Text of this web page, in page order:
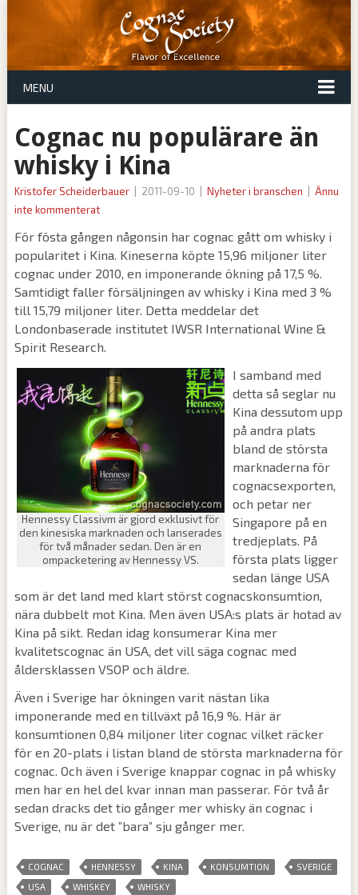
MENU
Cognac nu populärare än
whisky i Kina
Kristofer Scheiderbauer 2011-09-10 Nyheter i branschen
Ännu
inte kommenterat
För fösta gången någonsin har cognac gått om whisky i
popularitet i Kina. Kineserna köpte 15,96 miljoner liter
cognac under 2010, en imponerande ökning på 17,5 %.
Samtidigt faller försäljningen av whisky i Kina med 3 %
till 15,79 miljoner liter. Detta meddelar det
Londonbaserade institutet IWSR International Wine &
Spirit Research.
Hennessy Classivm är gjord exklusivt för
den kinesiska marknaden och lanserades
för två månader sedan. Den är en
ompacketering av Hennessy VS.
I samband med
detta så seglar nu
Kina dessutom upp
på andra plats
bland de största
marknaderna för
cognacsexporten,
och petar ner
Singapore på en
tredjeplats. På
första plats ligger
sedan länge USA
som är det land med klart störst cognacskonsumtion,
nära dubbelt mot Kina. Men även USA:s plats är hotad av
Kina på sikt. Redan idag konsumerar Kina mer
kvalitetscognac än USA, det vill säga cognac med
åldersklassen VSOP och äldre.
Även i Sverige har ökningen varit nästan lika
imponerande med en tillväxt på 16,9 %. Här är
konsumtionen 0,84 miljoner liter cognac vilket räcker
för en 20-plats i listan bland de största marknaderna för
cognac. Och även i Sverige knappar cognac in på whisky
men har en hel del kvar innan man passerar. För två år
sedan dracks det tio gånger mer whisky än cognac i
Sverige, nu är det ”bara” sju gånger mer.
COGNAC HENNESSY KINA KONSUMTION SVERIGE
USA WHISKEY WHISKY